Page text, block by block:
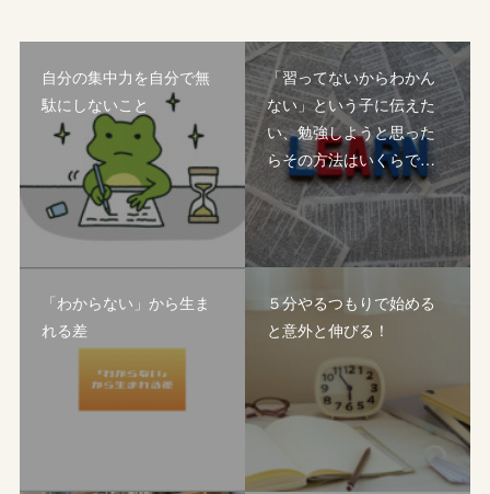
自分の集中力を自分で無
駄にしないこと
「習ってないからわかん
ない」という子に伝えた
い、勉強しようと思った
らその方法はいくらで…
「わからない」から生ま
れる差
５分やるつもりで始める
と意外と伸びる！